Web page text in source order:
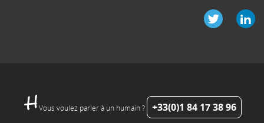
Vous voulez parler à un humain ? +33(0)1 84 17 38 96